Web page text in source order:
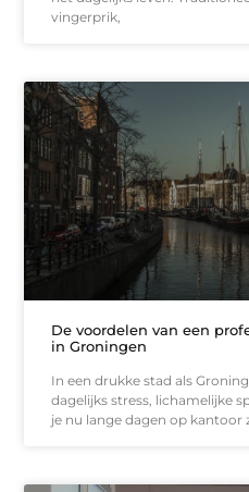
vingerprik,
De voordelen van een
in Groningen
In een drukke stad als
dagelijks stress, lichamelijke
je nu lange dagen op kantoor